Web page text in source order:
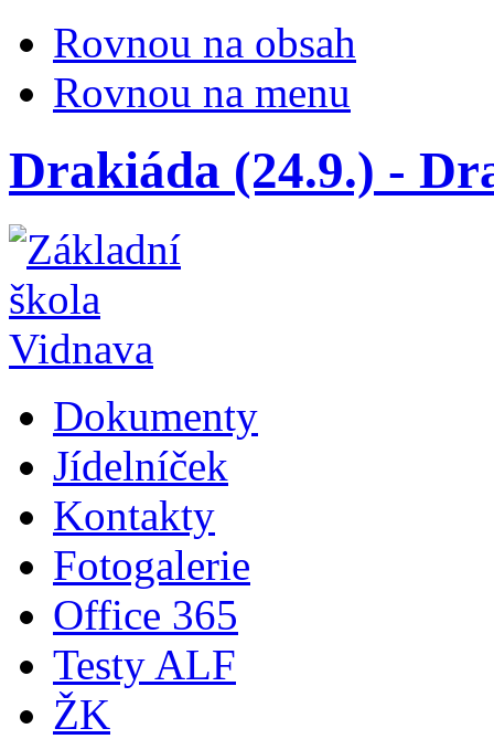
Rovnou na obsah
Rovnou na menu
Drakiáda (24.9.) -
Dokumenty
Jídelníček
Kontakty
Fotogalerie
Office 365
Testy ALF
ŽK